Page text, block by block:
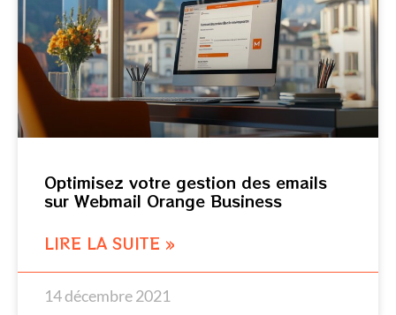
Optimisez votre gestion des emails
sur Webmail Orange Business
LIRE LA SUITE »
14 décembre 2021